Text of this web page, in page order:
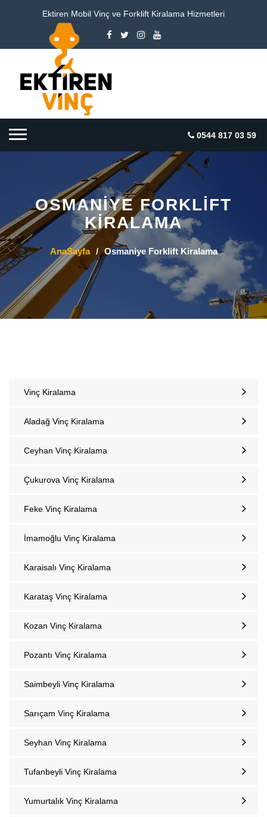
Ektiren Mobil Vinç ve Forklift Kiralama Hizmetleri
0544 817 03 59
OSMANIYE FORKLIFT
KIRALAMA
AnaSayfa / Osmaniye Forklift Kiralama
Vinç Kiralama
Aladağ Vinç Kiralama
Ceyhan Vinç Kiralama
Çukurova Vinç Kiralama
Feke Vinç Kiralama
İmamoğlu Vinç Kiralama
Karaisalı Vinç Kiralama
Karataş Vinç Kiralama
Kozan‎ Vinç Kiralama
Pozantı‎ Vinç Kiralama
Saimbeyli Vinç Kiralama
Sarıçam Vinç Kiralama
Seyhan Vinç Kiralama
Tufanbeyli‎ Vinç Kiralama
Yumurtalık‎ Vinç Kiralama